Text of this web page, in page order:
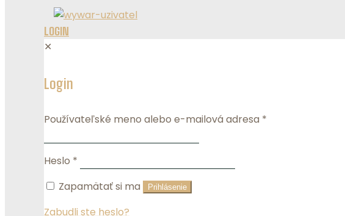
LOGIN
✕
Login
Používateľské meno alebo e-mailová adresa *
Heslo *
Zapamätať si ma
Prihlásenie
Zabudli ste heslo?